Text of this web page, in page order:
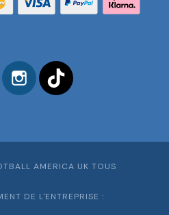
YouTubeInstagram
AMERICA UK TOUS
DE L'ENTREPRISE :